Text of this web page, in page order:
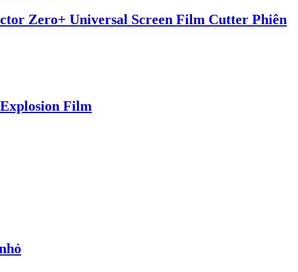
Zero+ Universal Screen Film Cutter Phiên
Film